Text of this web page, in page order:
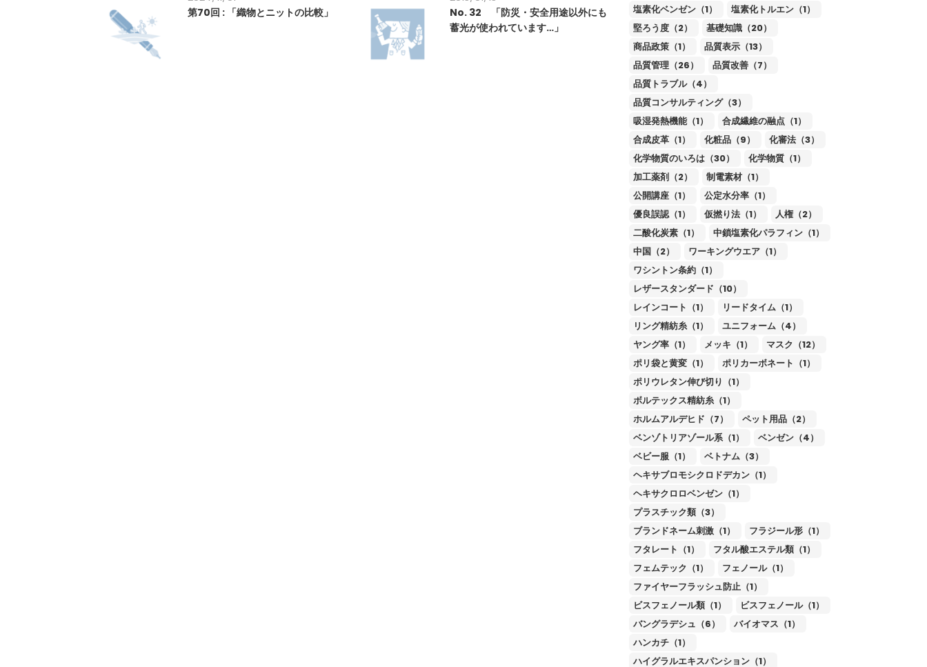
第70回 : 「織物とニットの比較」
No. 32 「防災・安全用途以外にも
蓄光が使われています…」
塩素化ベンゼン（1）
塩素化トルエン（1）
堅ろう度（2）
基礎知識（20）
商品政策（1）
品質表示（13）
品質管理（26）
品質改善（7）
品質トラブル（4）
品質コンサルティング（3）
吸湿発熱機能（1）
合成繊維の融点（1）
合成皮革（1）
化粧品（9）
化審法（3）
化学物質のいろは（30）
化学物質（1）
加工薬剤（2）
制電素材（1）
公開講座（1）
公定水分率（1）
優良誤認（1）
仮撚り法（1）
人権（2）
二酸化炭素（1）
中鎖塩素化パラフィン（1）
中国（2）
ワーキングウエア（1）
ワシントン条約（1）
レザースタンダード（10）
レインコート（1）
リードタイム（1）
リング精紡糸（1）
ユニフォーム（4）
ヤング率（1）
メッキ（1）
マスク（12）
ポリ袋と黄変（1）
ポリカーボネート（1）
ポリウレタン伸び切り（1）
ボルテックス精紡糸（1）
ホルムアルデヒド（7）
ペット用品（2）
ベンゾトリアゾール系（1）
ベンゼン（4）
ベビー服（1）
ベトナム（3）
ヘキサブロモシクロドデカン（1）
ヘキサクロロベンゼン（1）
プラスチック類（3）
ブランドネーム刺激（1）
フラジール形（1）
フタレート（1）
フタル酸エステル類（1）
フェムテック（1）
フェノール（1）
ファイヤーフラッシュ防止（1）
ビスフェノール類（1）
ビスフェノール（1）
バングラデシュ（6）
バイオマス（1）
ハンカチ（1）
ハイグラルエキスパンション（1）